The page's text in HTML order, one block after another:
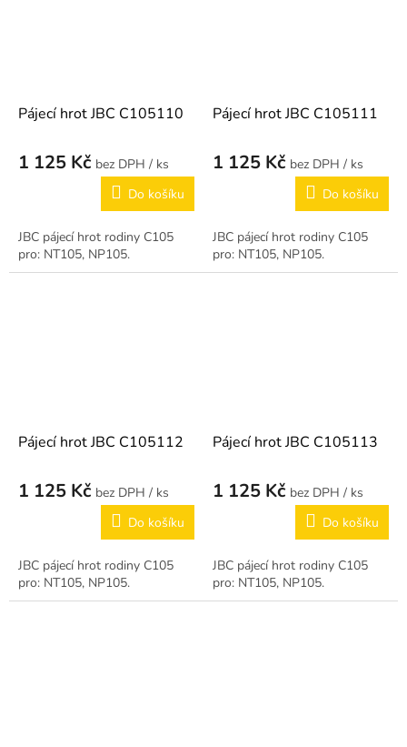
Pájecí hrot JBC C105110
1 125 Kč
/ ks
Do košíku
JBC pájecí hrot rodiny C105
pro: NT105, NP105.
Pájecí hrot JBC C105111
1 125 Kč
/ ks
Do košíku
JBC pájecí hrot rodiny C105
pro: NT105, NP105.
Pájecí hrot JBC C105112
1 125 Kč
/ ks
Do košíku
JBC pájecí hrot rodiny C105
pro: NT105, NP105.
Pájecí hrot JBC C105113
1 125 Kč
/ ks
Do košíku
JBC pájecí hrot rodiny C105
pro: NT105, NP105.